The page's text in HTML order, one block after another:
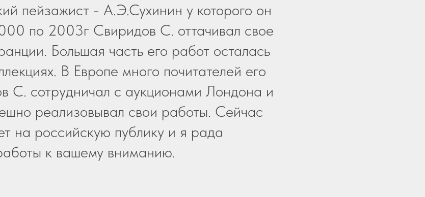
пейзажист - А.Э.Сухинин у которого он
по 2003г Свиридов С. оттачивал свое
Большая часть его работ осталась
В Европе много почитателей его
С. сотрудничал с аукционами Лондона и
реализовывал свои работы. Сейчас
на российскую публику и я рада
к вашему вниманию.